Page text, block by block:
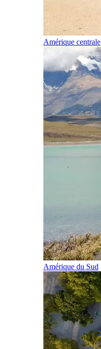
Amérique centrale
Amérique du Sud